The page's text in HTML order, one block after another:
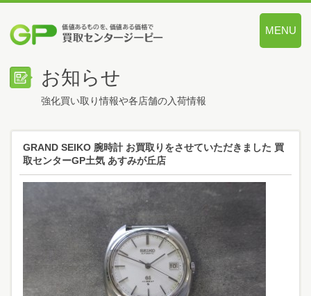
MENU
お知らせ
強化買い取り情報や各店舗の入荷情報
GRAND SEIKO 腕時計 お買取りをさせていただきました 買
取センターGP土気 あすみが丘店